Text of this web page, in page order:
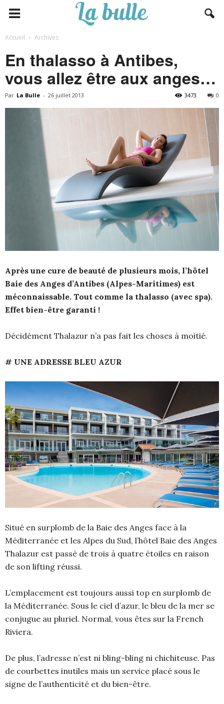
Accueil Archives
En thalasso à Antibes,
vous allez être aux anges…
Par La Bulle - 26 juillet 2013 0
3473
Après une cure de beauté de plusieurs mois, l’hôtel
Baie des Anges d’Antibes (Alpes-Maritimes) est
méconnaissable. Tout comme la thalasso (avec spa).
Effet bien-être garanti !
Décidément Thalazur n’a pas fait les choses à moitié.
# UNE ADRESSE BLEU AZUR
Situé en surplomb de la Baie des Anges face à la
Méditerranée et les Alpes du Sud, l’hôtel Baie des Anges
Thalazur est passé de trois à quatre étoiles en raison
de son lifting réussi.
L’emplacement est toujours aussi top en surplomb de
la Méditerranée. Sous le ciel d’azur, le bleu de la mer se
conjugue au pluriel. Normal, vous êtes sur la French
Riviera.
De plus, l’adresse n’est ni bling-bling ni chichiteuse. Pas
de courbettes inutiles mais un service placé sous le
signe de l’authenticité et du bien-être.